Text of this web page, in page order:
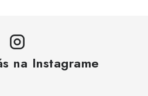
na Instagrame